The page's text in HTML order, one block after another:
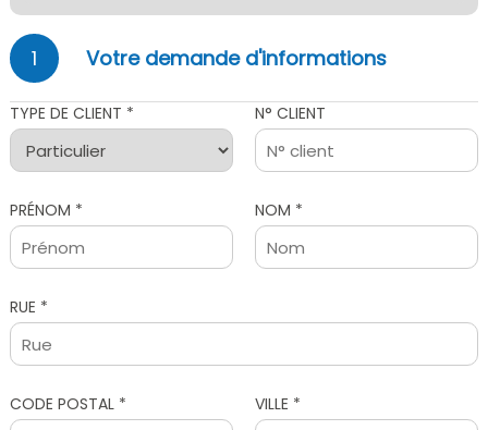
1 Votre demande d'informations
TYPE DE CLIENT * N° CLIENT
PRÉNOM * NOM *
RUE *
CODE POSTAL * VILLE *